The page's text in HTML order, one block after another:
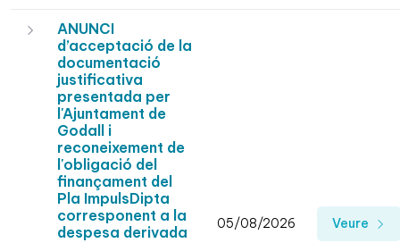
ANUNCI
d’acceptació de la
documentació
justificativa
presentada per
l'Ajuntament de
Godall i
reconeixement de
l'obligació del
finançament del
Pla ImpulsDipta
corresponent a la
despesa derivada
05/08/2026 Veure